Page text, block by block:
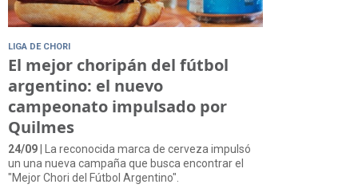
LIGA DE CHORI
El mejor choripán del fútbol
argentino: el nuevo
campeonato impulsado por
Quilmes
24/09 | La reconocida marca de cerveza impulsó
un una nueva campaña que busca encontrar el
"Mejor Chori del Fútbol Argentino".